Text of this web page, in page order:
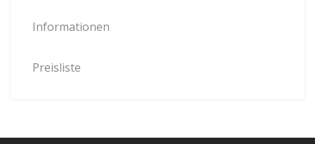
Informationen
Preisliste